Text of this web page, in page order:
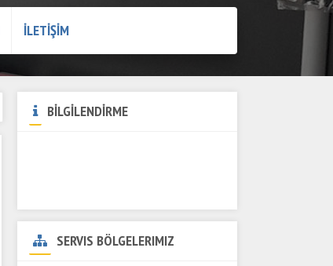
İLETİŞİM
BİLGİLENDİRME
SERVIS BÖLGELERIMIZ